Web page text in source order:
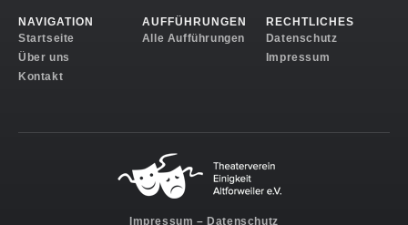
NAVIGATION
Startseite
Über uns
Kontakt
AUFFÜHRUNGEN
Alle Aufführungen
RECHTLICHES
Datenschutz
Impressum
Impressum – Datenschutz